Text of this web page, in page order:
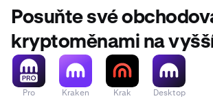
Posuňte své
kryptoměnami na
Pro Kraken Krak Desktop